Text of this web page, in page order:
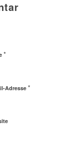
*
Adresse*